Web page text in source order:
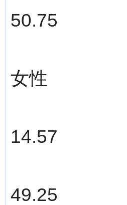
50.75
女性
14.57
49.25